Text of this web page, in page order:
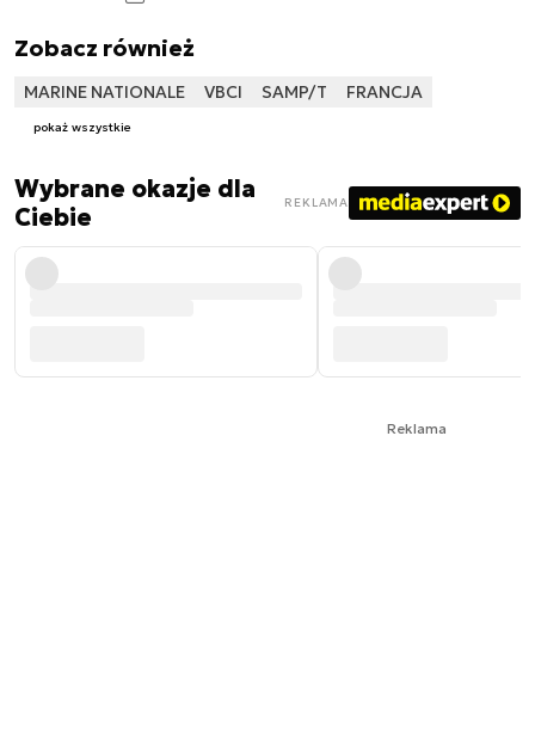
Zobacz również
MARINE NATIONALE VBCI SAMP/T FRANCJA
pokaż wszystkie
Wybrane okazje dla
Ciebie
REKLAMA
Reklama